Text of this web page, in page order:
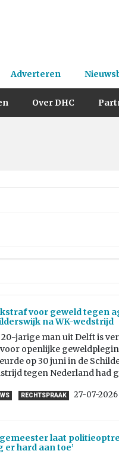
Adverteren
Over DHC
voor geweld tegen
na WK-wedstrijd
20-jarige man uit Delft is
openlijke
op 30 juni in de
tegen Nederland had
RECHTSPRAAK 27-07-2026
laat
er hard aan toe’